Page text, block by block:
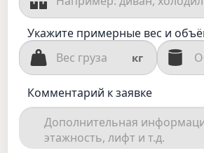
Укажите примерные вес и
кг
Комментарий к заявке